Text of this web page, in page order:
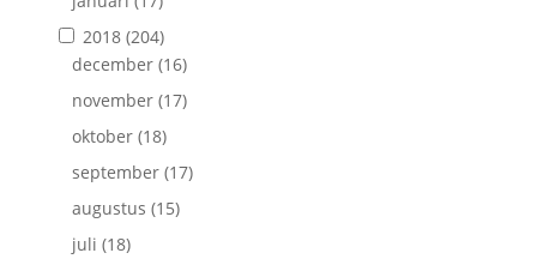
2018(204)
december(16)
november(17)
oktober(18)
september(17)
augustus (15)
juli (18)